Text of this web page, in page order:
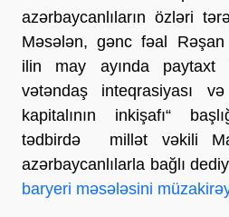
azərbaycanlıların özləri
Məsələn, gənc fəal Rəşan
ilin may ayında paytaxt
vətəndaş inteqrasiyası
kapitalının inkişafı“
tədbirdə millət vəkili
azərbaycanlılarla bağlı
baryeri məsələsini